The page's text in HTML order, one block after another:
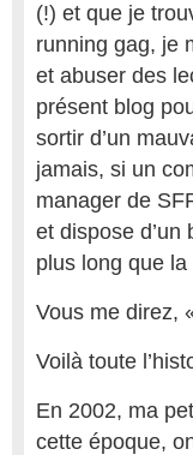
(!) et que je
running gag, je
et abuser des
présent blog
sortir d’un
jamais, si un
manager de
et dispose d’un
plus long que
Vous me direz,
Voilà toute
En 2002, ma
cette époque,